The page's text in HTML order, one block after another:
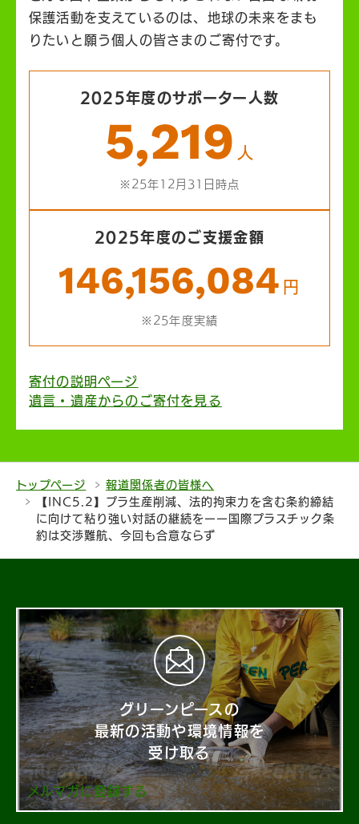
保護活動を支えているのは、地球の未来をまも
りたいと願う個人の皆さまのご寄付です。
2025年度のサポーター人数
5,219 人
※25年12月31日時点
2025年度のご支援金額
146,156,084 円
※25年度実績
寄付の説明ページ
遺言・遺産からのご寄付を見る
トップページ
報道関係者の皆様へ
【INC5.2】プラ生産削減、法的拘束力を含む条約締結
に向けて粘り強い対話の継続をーー国際プラスチック条
約は交渉難航、今回も合意ならず
グリーンピースの
最新の活動や環境情報を
受け取る
メルマガに登録する